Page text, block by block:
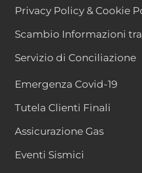
Privacy Policy & Cookie
Scambio Informazioni
Servizio di Conciliazione
Emergenza Covid-19
Tutela Clienti Finali
Assicurazione Gas
Eventi Sismici